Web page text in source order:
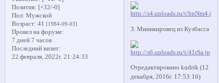
Позитив: [+32/-0]
Пол: Мужской
Возраст: 41 [1984-09-03]
Провел на форуме:
7 дней 7 часов
Последний визит:
22 февраля, 2022г. 21:24:33
3. Миникировец из Кузбасса
Отредактировано kudrik (12
декабря, 2016г. 17:53:16)